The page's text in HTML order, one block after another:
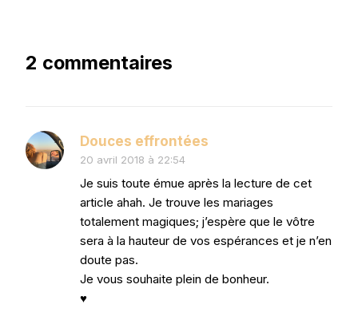
2 commentaires
Douces effrontées
20 avril 2018 à 22:54
Je suis toute émue après la lecture de cet
article ahah. Je trouve les mariages
totalement magiques; j’espère que le vôtre
sera à la hauteur de vos espérances et je n’en
doute pas.
Je vous souhaite plein de bonheur.
♥